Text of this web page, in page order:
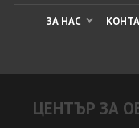
ЗА НАС
ЦЕНТЪР ЗА